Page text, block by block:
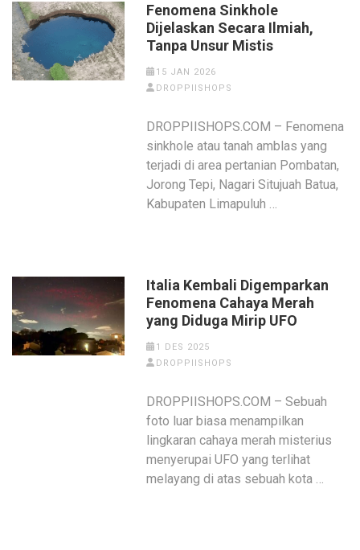
Fenomena Sinkhole
Dijelaskan Secara Ilmiah,
Tanpa Unsur Mistis
15 JAN 2026
DROPPIISHOPS
DROPPIISHOPS.COM – Fenomena
sinkhole atau tanah amblas yang
terjadi di area pertanian Pombatan,
Jorong Tepi, Nagari Situjuah Batua,
Kabupaten Limapuluh …
Italia Kembali Digemparkan
Fenomena Cahaya Merah
yang Diduga Mirip UFO
1 DES 2025
DROPPIISHOPS
DROPPIISHOPS.COM – Sebuah
foto luar biasa menampilkan
lingkaran cahaya merah misterius
menyerupai UFO yang terlihat
melayang di atas sebuah kota …